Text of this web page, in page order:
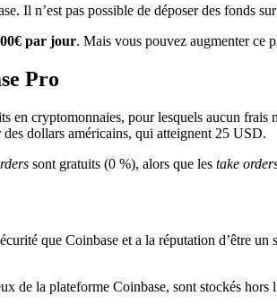
Il n’est pas possible de déposer des fonds
par jour. Mais vous pouvez augmenter ce
Pro
en cryptomonnaies, pour lesquels aucun
dollars américains, qui atteignent 25 USD.
sont gratuits (0 %), alors que les take
que Coinbase et a la réputation d’être
de la plateforme Coinbase, sont stockés